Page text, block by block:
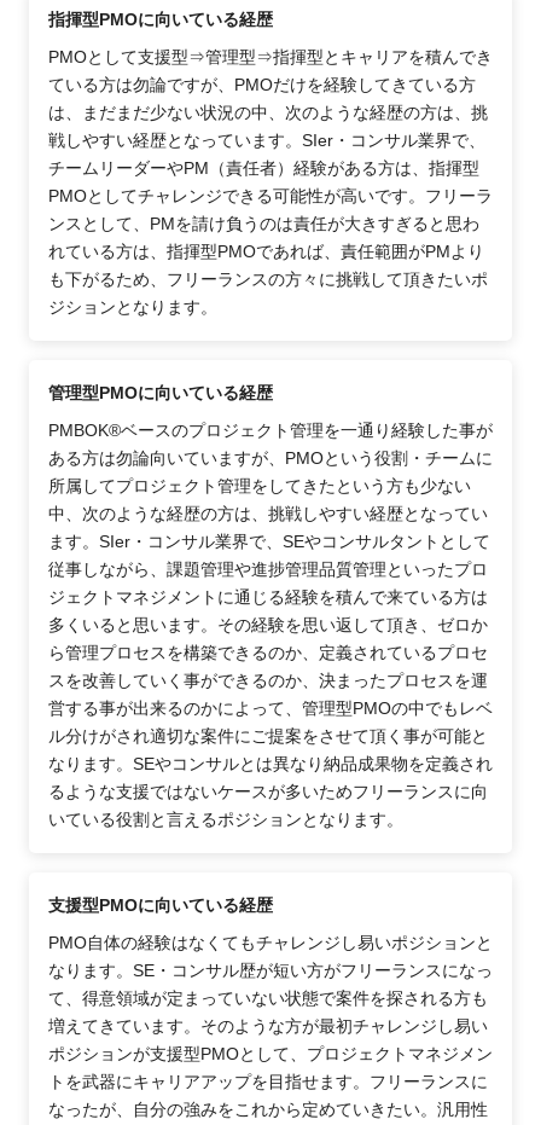
指揮型PMOに向いている経歴
PMOとして支援型⇒管理型⇒指揮型とキャリアを積んでき
ている方は勿論ですが、PMOだけを経験してきている方
は、まだまだ少ない状況の中、次のような経歴の方は、挑
戦しやすい経歴となっています。SIer・コンサル業界で、
チームリーダーやPM（責任者）経験がある方は、指揮型
PMOとしてチャレンジできる可能性が高いです。フリーラ
ンスとして、PMを請け負うのは責任が大きすぎると思わ
れている方は、指揮型PMOであれば、責任範囲がPMより
も下がるため、フリーランスの方々に挑戦して頂きたいポ
ジションとなります。
管理型PMOに向いている経歴
PMBOK®ベースのプロジェクト管理を一通り経験した事が
ある方は勿論向いていますが、PMOという役割・チームに
所属してプロジェクト管理をしてきたという方も少ない
中、次のような経歴の方は、挑戦しやすい経歴となってい
ます。SIer・コンサル業界で、SEやコンサルタントとして
従事しながら、課題管理や進捗管理品質管理といったプロ
ジェクトマネジメントに通じる経験を積んで来ている方は
多くいると思います。その経験を思い返して頂き、ゼロか
ら管理プロセスを構築できるのか、定義されているプロセ
スを改善していく事ができるのか、決まったプロセスを運
営する事が出来るのかによって、管理型PMOの中でもレベ
ル分けがされ適切な案件にご提案をさせて頂く事が可能と
なります。SEやコンサルとは異なり納品成果物を定義され
るような支援ではないケースが多いためフリーランスに向
いている役割と言えるポジションとなります。
支援型PMOに向いている経歴
PMO自体の経験はなくてもチャレンジし易いポジションと
なります。SE・コンサル歴が短い方がフリーランスになっ
て、得意領域が定まっていない状態で案件を探される方も
増えてきています。そのような方が最初チャレンジし易い
ポジションが支援型PMOとして、プロジェクトマネジメン
トを武器にキャリアアップを目指せます。フリーランスに
なったが、自分の強みをこれから定めていきたい。汎用性